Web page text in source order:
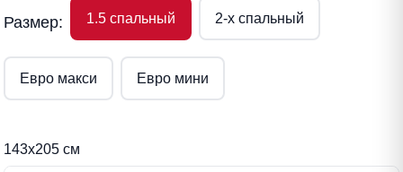
Размер: 1.5 спальный 2-x спальный
Евро макси Евро мини
143х205 см